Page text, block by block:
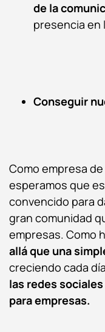
de la
presencia en
Conseguir
Como empresa
esperamos que
convencido para
gran comunidad
empresas. Como
allá que una
creciendo cada
las redes
para empresas.